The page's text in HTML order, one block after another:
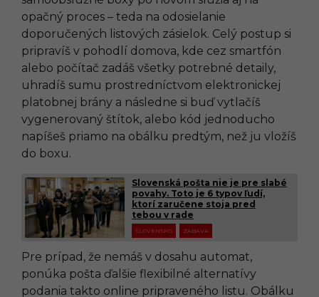
opačný proces – teda na odosielanie
doporučených listových zásielok. Celý postup si
pripravíš v pohodlí domova, kde cez smartfón
alebo počítač zadáš všetky potrebné detaily,
uhradíš sumu prostredníctvom elektronickej
platobnej brány a následne si buď vytlačíš
vygenerovaný štítok, alebo kód jednoducho
napíšeš priamo na obálku predtým, než ju vložíš
do boxu.
Slovenská pošta nie je pre slabé
povahy. Toto je 6 typov ľudí,
ktorí zaručene stoja pred
tebou v rade
SLOVENSKO ZÁBAVA
Pre prípad, že nemáš v dosahu automat,
ponúka pošta ďalšie flexibilné alternatívy
podania takto online pripraveného listu. Obálku